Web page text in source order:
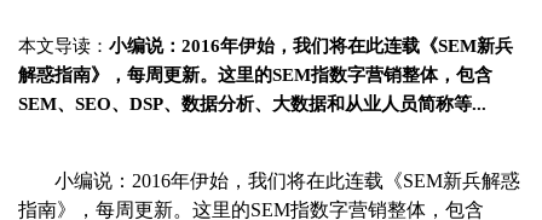
本文导读： 小编说：2016年伊始，我们将在此连载《SEM新兵
解惑指南》，每周更新。这里的SEM指数字营销整体，包含
SEM、SEO、DSP、数据分析、大数据和从业人员简称等...
小编说：2016年伊始，我们将在此连载《SEM新兵解惑
指南》，每周更新。这里的SEM指数字营销整体，包含